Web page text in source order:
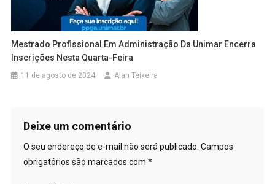
Mestrado Profissional Em Administração Da Unimar Encerra
Inscrições Nesta Quarta-Feira
11 de agosto de 2024 Alan Teixeira
Deixe um comentário
O seu endereço de e-mail não será publicado. Campos
obrigatórios são marcados com *